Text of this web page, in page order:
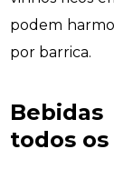
podem
por barrica.
todos